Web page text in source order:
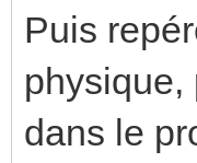
Puis
physique,
dans le